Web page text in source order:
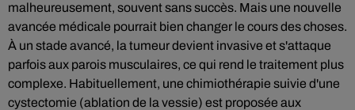
malheureusement, souvent sans succès. Mais une nouvelle
avancée médicale pourrait bien changer le cours des choses.
À un stade avancé, la tumeur devient invasive et s'attaque
parfois aux parois musculaires, ce qui rend le traitement plus
complexe. Habituellement, une chimiothérapie suivie d'une
cystectomie (ablation de la vessie) est proposée aux